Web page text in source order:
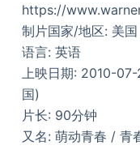
https://
制片国家/地区: 美国
语言: 英语
上映日期: 2010-
国)
片长: 90分钟
又名: 萌动青春 / 青